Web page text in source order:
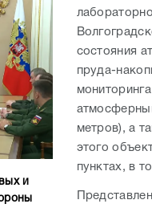
и
состояния
пруда-
метров), а
этого
пунктах, в